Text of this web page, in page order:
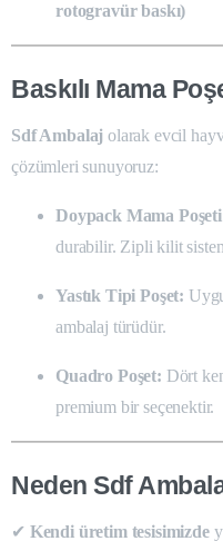
rotogravür baskı)
Baskılı Mama
Sdf Ambalaj olarak evcil
çözümleri sunuyoruz:
Doypack Mama
durabilir. Zipli kilit
Yastık Tipi Poşet:
ambalaj türüdür.
Quadro Poşet: Dört
premium bir seçenektir.
Neden Sdf
✔ Kendi üretim tesisimizde